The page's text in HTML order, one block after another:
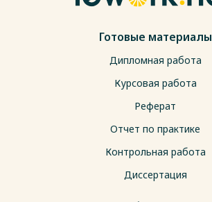
Готовые материалы
Дипломная работа
Курсовая работа
Реферат
Отчет по практике
Контрольная работа
Диссертация